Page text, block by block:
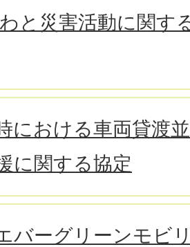
と災害活動に関す
における車両貸渡
に関する協定
バーグリーンモビ